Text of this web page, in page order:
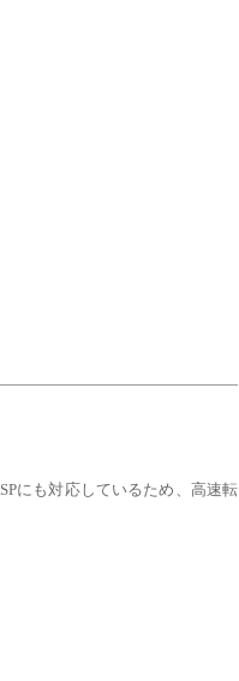
にも対応しているため、高速転